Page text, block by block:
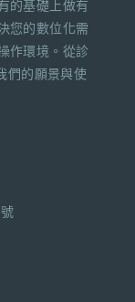
的基礎上做有
您的數位化需
作環境。從診
們的願景與使